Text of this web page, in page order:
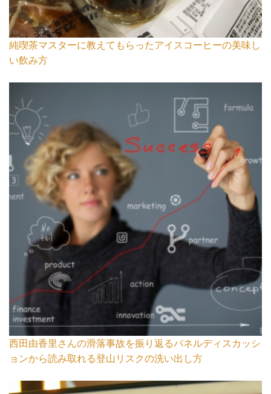
純喫茶マスターに教えてもらったアイスコーヒーの美味し
い飲み方
西田由香里さんの滑落事故を振り返るパネルディスカッシ
ョンから読み取れる登山リスクの洗い出し方